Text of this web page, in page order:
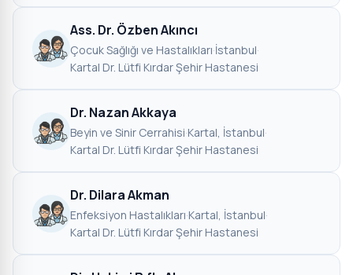
Ass. Dr. Özben Akıncı
Çocuk Sağlığı ve Hastalıkları·İstanbul·
Kartal Dr. Lütfi Kırdar Şehir Hastanesi
Dr. Nazan Akkaya
Beyin ve Sinir Cerrahisi·Kartal, İstanbul·
Kartal Dr. Lütfi Kırdar Şehir Hastanesi
Dr. Dilara Akman
Enfeksiyon Hastalıkları·Kartal, İstanbul·
Kartal Dr. Lütfi Kırdar Şehir Hastanesi